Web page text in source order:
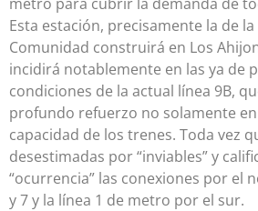
Esta estación, precisamente la de
Comunidad construirá en Los
incidirá notablemente en las ya de
condiciones de la actual línea 9B,
profundo refuerzo no solamente
capacidad de los trenes. Toda vez
desestimadas por “inviables” y
“ocurrencia” las conexiones por el
y 7 y la línea 1 de metro por el sur.